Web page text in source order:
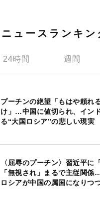
ニュースランキン
24時間 週間
プーチンの絶望「もはや頼れ
け」…中国に値切られ、イン
る“大国ロシア”の悲しい現実
〈屈辱のプーチン〉習近平に
「無視され」まるで主従関
ロシアが中国の属国になりつ